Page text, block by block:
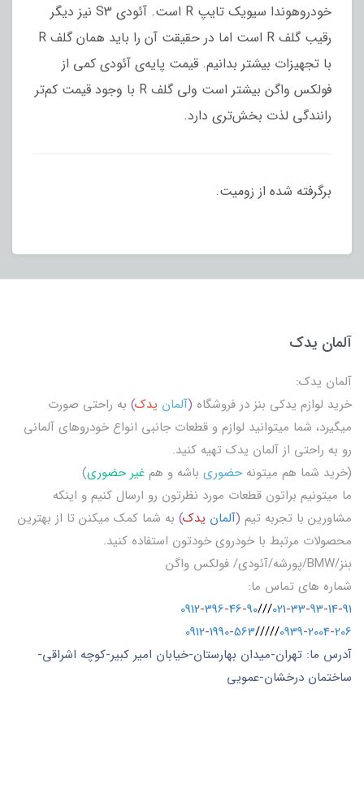
خودروهوندا سیویک تایپ R است. آئودی S3 نیز دیگر
رقیب گلف R است اما در حقیقت آن را باید همان گلف R
با تجهیزات بیشتر بدانیم. قیمت پایه‌ی آئودی کمی از
فولکس واگن بیشتر است ولی گلف R با وجود قیمت کم‌تر
رانندگی لذت بخش‌تری دارد.
برگرفته شده از زومیت.
آلمان یدک
آلمان یدک:
خرید لوازم یدکی بنز در فروشگاه (آلمان یدک) به راحتی صورت
میگیرد، شما میتوانید لوازم و قطعات جانبی انواع خودروهای آلمانی
رو به راحتی از آلمان یدک تهیه کنید.
(خرید شما هم میتونه حضوری باشه و هم غیر حضوری)
ما میتونیم براتون قطعات مورد نظرتون رو ارسال کنیم و اینکه
مشاورین با تجربه تیم (آلمان یدک) به شما کمک میکنن تا از بهترین
محصولات مرتبط با خودروی خودتون استفاده کنید.
بنز/BMW/پورشه/آئودی/ فولکس واگن
شماره های تماس ما:
021-33-93-14-91
///
0912-396-46-90
0939-2004-206
/////
0912-1990-563
آدرس ما: تهران-میدان بهارستان-خیابان امیر کبیر-کوچه اشراقی-
ساختمان درخشان-عمویی